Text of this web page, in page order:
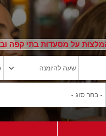
על מסעדות בתי קפה